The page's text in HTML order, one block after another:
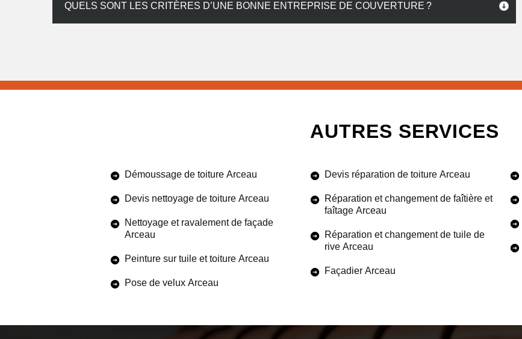
QUELS SONT LES CRITÈRES D’UNE BONNE ENTREPRISE DE COUVERTURE ?
AUTRES SERVICES
Démoussage de toiture Arceau
Devis nettoyage de toiture Arceau
Nettoyage et ravalement de façade
Arceau
Peinture sur tuile et toiture Arceau
Pose de velux Arceau
Devis réparation de toiture Arceau
Réparation et changement de faîtière et
faîtage Arceau
Réparation et changement de tuile de
rive Arceau
Façadier Arceau